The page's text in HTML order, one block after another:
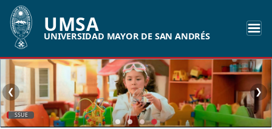
UMSA
UNIVERSIDAD MAYOR DE SAN ANDRÉS
SSUE
❮ ❯